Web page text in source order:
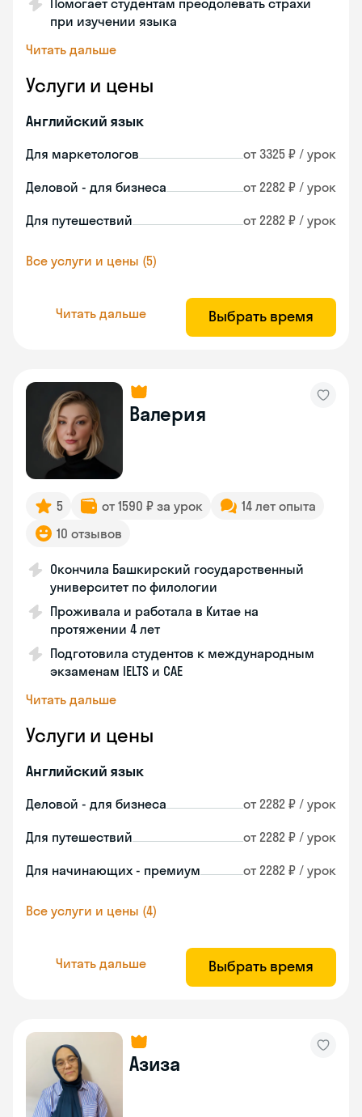
Помогает студентам преодолевать страхи
при изучении языка
Читать дальше
Услуги и цены
Английский язык
Для маркетологов от 3325 ₽ / урок
Деловой - для бизнеса от 2282 ₽ / урок
Для путешествий от 2282 ₽ / урок
Все услуги и цены (5)
Читать дальше Выбрать время
Валерия
5 от 1590 ₽ за урок
14 лет опыта
10 отзывов
Окончила Башкирский государственный
университет по филологии
Проживала и работала в Китае на
протяжении 4 лет
Подготовила студентов к международным
экзаменам IELTS и CAE
Читать дальше
Услуги и цены
Английский язык
Деловой - для бизнеса от 2282 ₽ / урок
Для путешествий от 2282 ₽ / урок
Для начинающих - премиум от 2282 ₽ / урок
Все услуги и цены (4)
Читать дальше Выбрать время
Азиза